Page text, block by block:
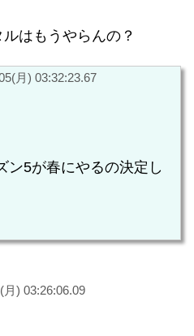
はもうやらんの？
月) 03:32:23.67
ン5が春にやるの決定し
月) 03:26:06.09